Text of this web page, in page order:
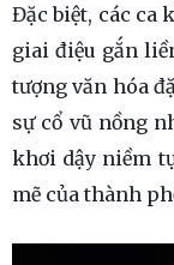
Đặc biệt, các ca
giai điệu gắn
tượng văn hóa
sự cổ vũ nồng
khơi dậy niềm
mẽ của thành